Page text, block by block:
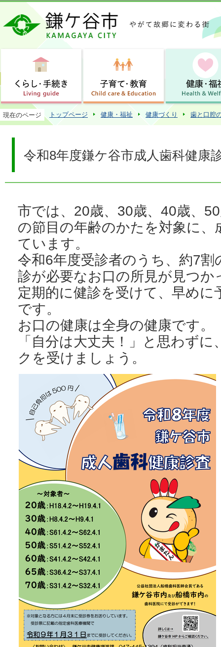
この
現在のページ トップページ 健康・福祉 健康づくり 歯と口腔
令和8年度鎌ケ谷市成人歯科健康
市では、20歳、30歳、40歳、
の節目の年齢のかたを対象に、
ています。
令和6年度受診者のうち、約7
診が必要なお口の所見が見つ
定期的に健診を受けて、早め
です。
お口の健康は全身の健康です。
「自分は大丈夫！」と思わず
クを受けましょう。